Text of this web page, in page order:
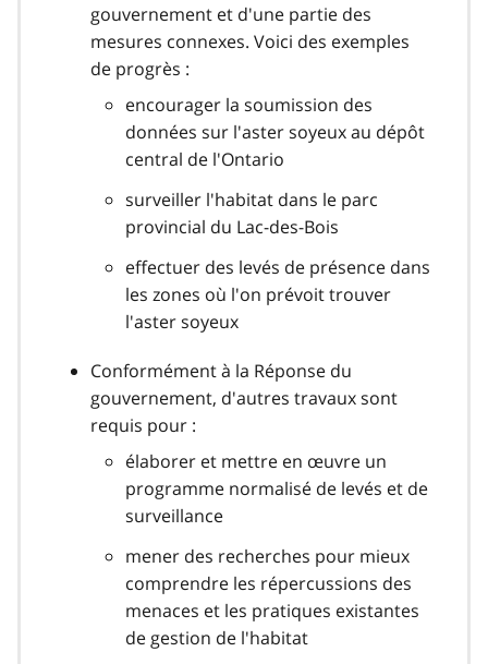
gouvernement et d'une partie des
mesures connexes. Voici des exemples
de progrès :
encourager la soumission des
données sur l'aster soyeux au dépôt
central de l'Ontario
surveiller l'habitat dans le parc
provincial du Lac-des-Bois
effectuer des levés de présence dans
les zones où l'on prévoit trouver
l'aster soyeux
Conformément à la Réponse du
gouvernement, d'autres travaux sont
requis pour :
élaborer et mettre en œuvre un
programme normalisé de levés et de
surveillance
mener des recherches pour mieux
comprendre les répercussions des
menaces et les pratiques existantes
de gestion de l'habitat